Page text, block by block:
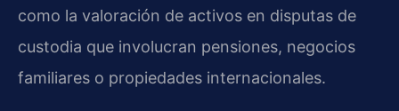
como la valoración de activos en disputas de
custodia que involucran pensiones, negocios
familiares o propiedades internacionales.